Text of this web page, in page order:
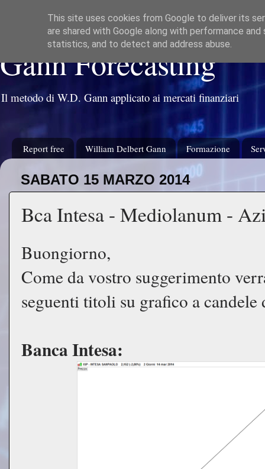
Gann Forecasting
Il metodo di W.D. Gann applicato ai mercati finanziari
Report free William Delbert Gann Formazione
SABATO 15 MARZO 2014
Bca Intesa - Mediolanum -
Buongiorno,
Come da vostro suggerimento
seguenti titoli su grafico a
Banca Intesa:
This site uses cookies from Google to deliver its
are shared with Google along with performance
statistics, and to detect and address abuse.